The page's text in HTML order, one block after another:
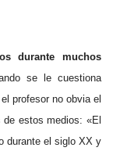
durante muchos
se le cuestiona
profesor no obvia el
estos medios: «El
durante el siglo XX y